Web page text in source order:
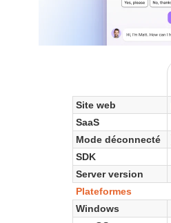
Site web
SaaS
Mode déconnecté
SDK
Server version
Plateformes
Windows